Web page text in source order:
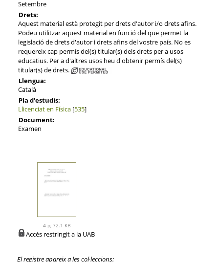
Setembre
Drets:
Aquest material està protegit per drets d'autor i/o drets afins.
Podeu utilitzar aquest material en funció del que permet la
legislació de drets d'autor i drets afins del vostre país. No es
requereix cap permís del(s) titular(s) dels drets per a usos
educatius. Per a d'altres usos heu d'obtenir permís del(s)
titular(s) de drets.
Llengua:
Català
Pla d'estudis:
Llicenciat en Física[535]
Document:
Examen
4 p, 72.1 KB
Accés restringit a la UAB
El registre apareix a les col·leccions: